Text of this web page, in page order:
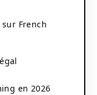
French
en 2026